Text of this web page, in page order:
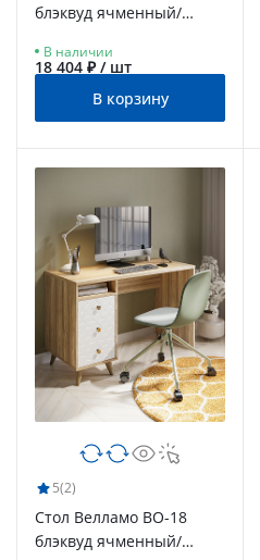
блэквуд ячменный/
В наличии
18 404 ₽ / шт
В корзину
5(2)
Стол Велламо ВО-18
блэквуд ячменный/